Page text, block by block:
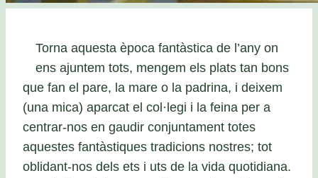
Torna aquesta època fantàstica de l’any on
ens ajuntem tots, mengem els plats tan bons
que fan el pare, la mare o la padrina, i deixem
(una mica) aparcat el col·legi i la feina per a
centrar-nos en gaudir conjuntament totes
aquestes fantàstiques tradicions nostres; tot
oblidant-nos dels ets i uts de la vida quotidiana.